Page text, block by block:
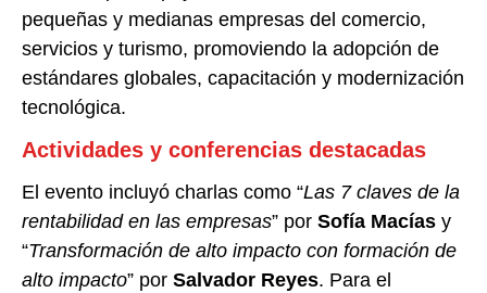
pequeñas y medianas empresas del comercio,
servicios y turismo, promoviendo la adopción de
estándares globales, capacitación y modernización
tecnológica.
Actividades y conferencias destacadas
El evento incluyó charlas como “Las 7 claves de la
rentabilidad en las empresas” por Sofía Macías y
“Transformación de alto impacto con formación de
alto impacto” por Salvador Reyes. Para el